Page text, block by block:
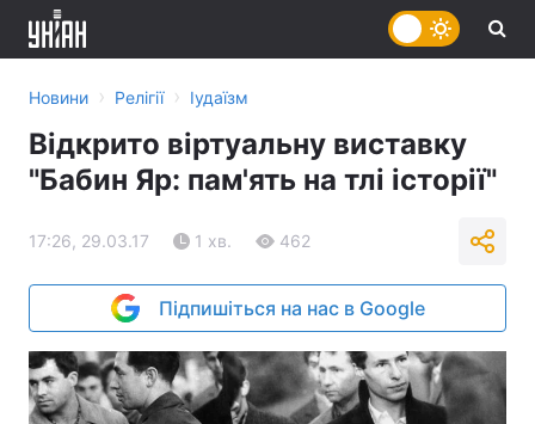
Новини › Релігії › Іудаїзм
Відкрито віртуальну виставку
"Бабин Яр: пам'ять на тлі історії"
17:26, 29.03.17 1 хв. 462
Підпишіться на нас в Google